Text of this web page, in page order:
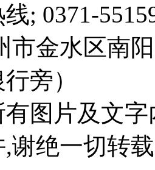
; 0371-
市金水区南
旁）
图片及文
谢绝一切转载